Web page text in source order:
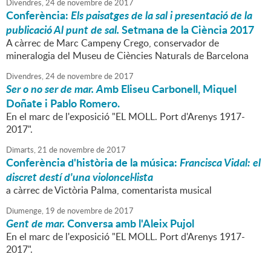
Divendres,24de novembrede2017
Conferència:Els paisatges de la sal i presentació de la
publicació Al punt de sal.Setmana de la Ciència 2017
A càrrec de Marc Campeny Crego, conservador de
mineralogia del Museu de Ciències Naturals de Barcelona
Divendres,24de novembrede2017
Ser o no ser de mar. Amb Eliseu Carbonell, Miquel
Doñate i Pablo Romero.
En el marc de l'exposició "EL MOLL. Port d'Arenys 1917-
2017".
Dimarts,21 de novembrede2017
Conferència d'història de la música:Francisca Vidal: el
discret destí d'una violoncel·lista
a càrrec de Victòria Palma, comentarista musical
Diumenge, 19 de novembrede2017
Gent de mar.Conversa amb l'Aleix Pujol
En el marc de l'exposició "EL MOLL. Port d'Arenys 1917-
2017".